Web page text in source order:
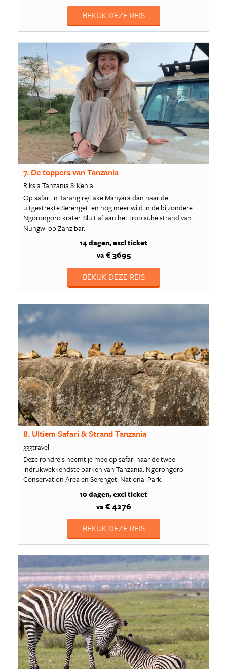
BEKIJK DEZE REIS
7. De toppers van Tanzania
Riksja Tanzania & Kenia
Op safari in Tarangire/Lake Manyara dan naar de
uitgestrekte Serengeti en nog meer wild in de bijzondere
Ngorongoro krater. Sluit af aan het tropische strand van
Nungwi op Zanzibar.
14 dagen excl ticket
va€ 3695
BEKIJK DEZE REIS
8. Ultiem Safari & Strand Tanzania
333travel
Deze rondreis neemt je mee op safari naar de twee
indrukwekkendste parken van Tanzania: Ngorongoro
Conservation Area en Serengeti National Park.
10 dagen excl ticket
va€ 4276
BEKIJK DEZE REIS